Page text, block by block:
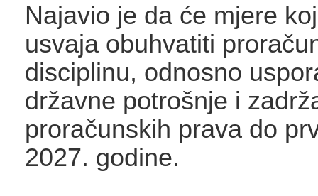
Najavio je da će mjere
usvaja obuhvatiti
disciplinu, odnosno
državne potrošnje i
proračunskih prava do
2027. godine.